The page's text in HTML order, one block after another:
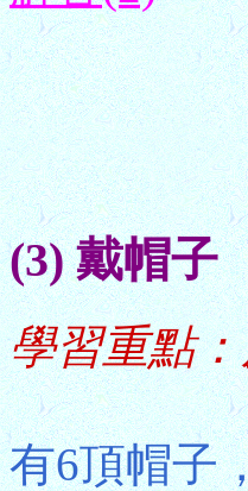
(3) 戴帽子
學習重點
有6頂帽子